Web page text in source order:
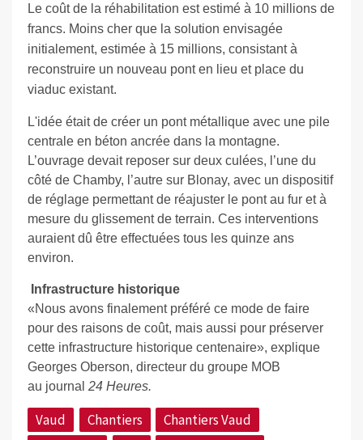
Le coût de la réhabilitation est estimé à 10 millions de
francs. Moins cher que la solution envisagée
initialement, estimée à 15 millions, consistant à
reconstruire un nouveau pont en lieu et place du
viaduc existant.
L'idée était de créer un pont métallique avec une pile
centrale en béton ancrée dans la montagne.
L’ouvrage devait reposer sur deux culées, l’une du
côté de Chamby, l’autre sur Blonay, avec un dispositif
de réglage permettant de réajuster le pont au fur et à
mesure du glissement de terrain. Ces interventions
auraient dû être effectuées tous les quinze ans
environ.
Infrastructure historique
«Nous avons finalement préféré ce mode de faire
pour des raisons de coût, mais aussi pour préserver
cette infrastructure historique centenaire», explique
Georges Oberson, directeur du groupe MOB
au journal 24 Heures.
Vaud Chantiers
Chantiers Vaud